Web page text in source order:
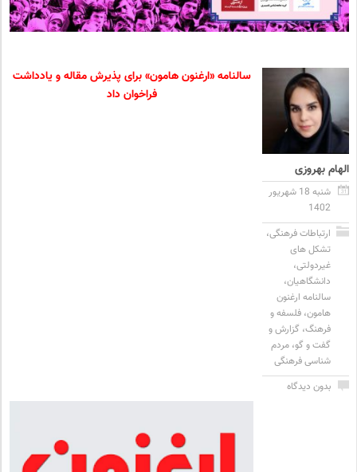
الهام بهروزی
شنبه 18 شهریور
1402
ارتباطات فرهنگی،
تشکل های
غیردولتی،
دانشگاهیان،
سالنامه ارغنون
هامون، فلسفه و
فرهنگ، گزارش و
گفت و گو، مردم
شناسی فرهنگی
بدون دیدگاه
سالنامه «ارغنون هامون» برای پذیرش مقاله و یادداشت
فراخوان داد